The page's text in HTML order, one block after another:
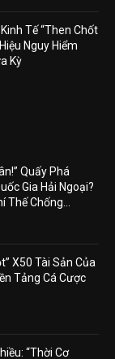
Tế “Then Chốt
Nguy Hiểm
Kỳ
Quấy Phá
Gia Hải Ngoại?
Thế Chống...
X50 Tài Sản Của
Tảng Cá Cược
“Thời Cơ